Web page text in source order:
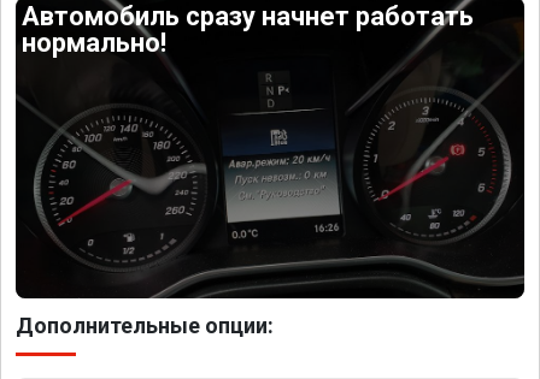
Автомобиль сразу начнет работать
нормально!
Дополнительные опции: